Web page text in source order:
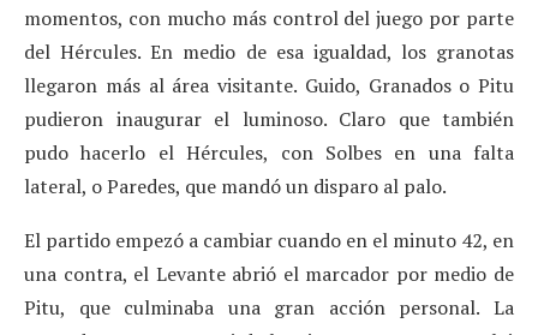
momentos, con mucho más control del juego por parte
del Hércules. En medio de esa igualdad, los granotas
llegaron más al área visitante. Guido, Granados o Pitu
pudieron inaugurar el luminoso. Claro que también
pudo hacerlo el Hércules, con Solbes en una falta
lateral, o Paredes, que mandó un disparo al palo.
El partido empezó a cambiar cuando en el minuto 42, en
una contra, el Levante abrió el marcador por medio de
Pitu, que culminaba una gran acción personal. La